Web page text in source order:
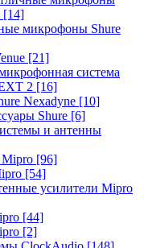
[14]
микрофоны Shure
[21]
система
2 [16]
Nexadyne [10]
Shure [6]
и антенны
Mipro [96]
[54]
усилители Mipro
[44]
[2]